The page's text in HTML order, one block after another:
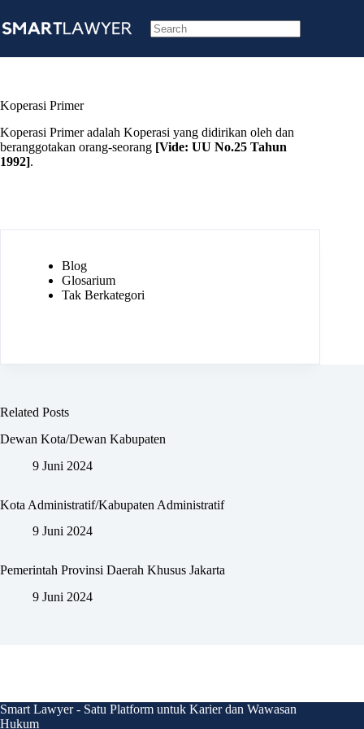
to
content
results
Koperasi Primer
Koperasi Primer adalah Koperasi yang didirikan oleh dan
beranggotakan orang-seorang [Vide: UU No.25 Tahun
1992].
Blog
Glosarium
Tak Berkategori
Related Posts
Dewan Kota/Dewan Kabupaten
9 Juni 2024
Kota Administratif/Kabupaten Administratif
9 Juni 2024
Pemerintah Provinsi Daerah Khusus Jakarta
9 Juni 2024
Smart Lawyer - Satu Platform untuk Karier dan Wawasan
Hukum